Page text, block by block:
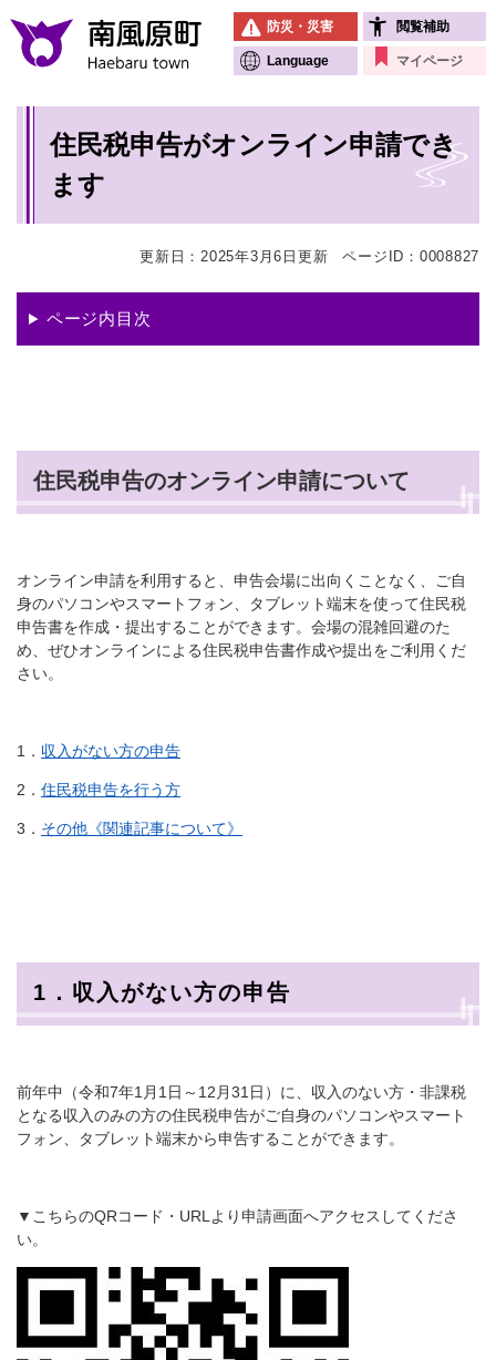
メニューを飛ばして本文へ
防災・災害 閲覧補助
Language マイページ
住民税申告がオンライン申請でき
ます
更新日：2025年3月6日更新 ページID：0008827
ページ内目次
住民税申告のオンライン申請について
オンライン申請を利用すると、申告会場に出向くことなく、ご自
身のパソコンやスマートフォン、タブレット端末を使って住民税
申告書を作成・提出することができます。会場の混雑回避のた
め、ぜひオンラインによる住民税申告書作成や提出をご利用くだ
さい。
1． 収入がない方の申告
2． 住民税申告を行う方
3． その他《関連記事について》
1．収入がない方の申告
前年中（令和7年1月1日～12月31日）に、収入のない方・非課税
となる収入のみの方の住民税申告がご自身のパソコンやスマート
フォン、タブレット端末から申告することができます。
▼こちらのQRコード・URLより申請画面へアクセスしてくださ
い。